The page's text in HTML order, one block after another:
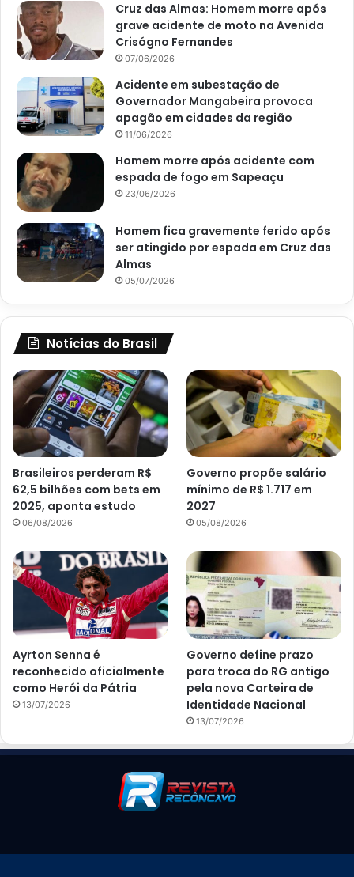
Cruz das Almas: Homem morre após
grave acidente de moto na Avenida
Crisógno Fernandes
07/06/2026
Acidente em subestação de
Governador Mangabeira provoca
apagão em cidades da região
11/06/2026
Homem morre após acidente com
espada de fogo em Sapeaçu
23/06/2026
Homem fica gravemente ferido após
ser atingido por espada em Cruz das
Almas
05/07/2026
Notícias do Brasil
Brasileiros perderam R$
62,5 bilhões com bets em
2025, aponta estudo
06/08/2026
Governo propõe salário
mínimo de R$ 1.717 em
2027
05/08/2026
Ayrton Senna é
reconhecido oficialmente
como Herói da Pátria
13/07/2026
Governo define prazo
para troca do RG antigo
pela nova Carteira de
Identidade Nacional
13/07/2026